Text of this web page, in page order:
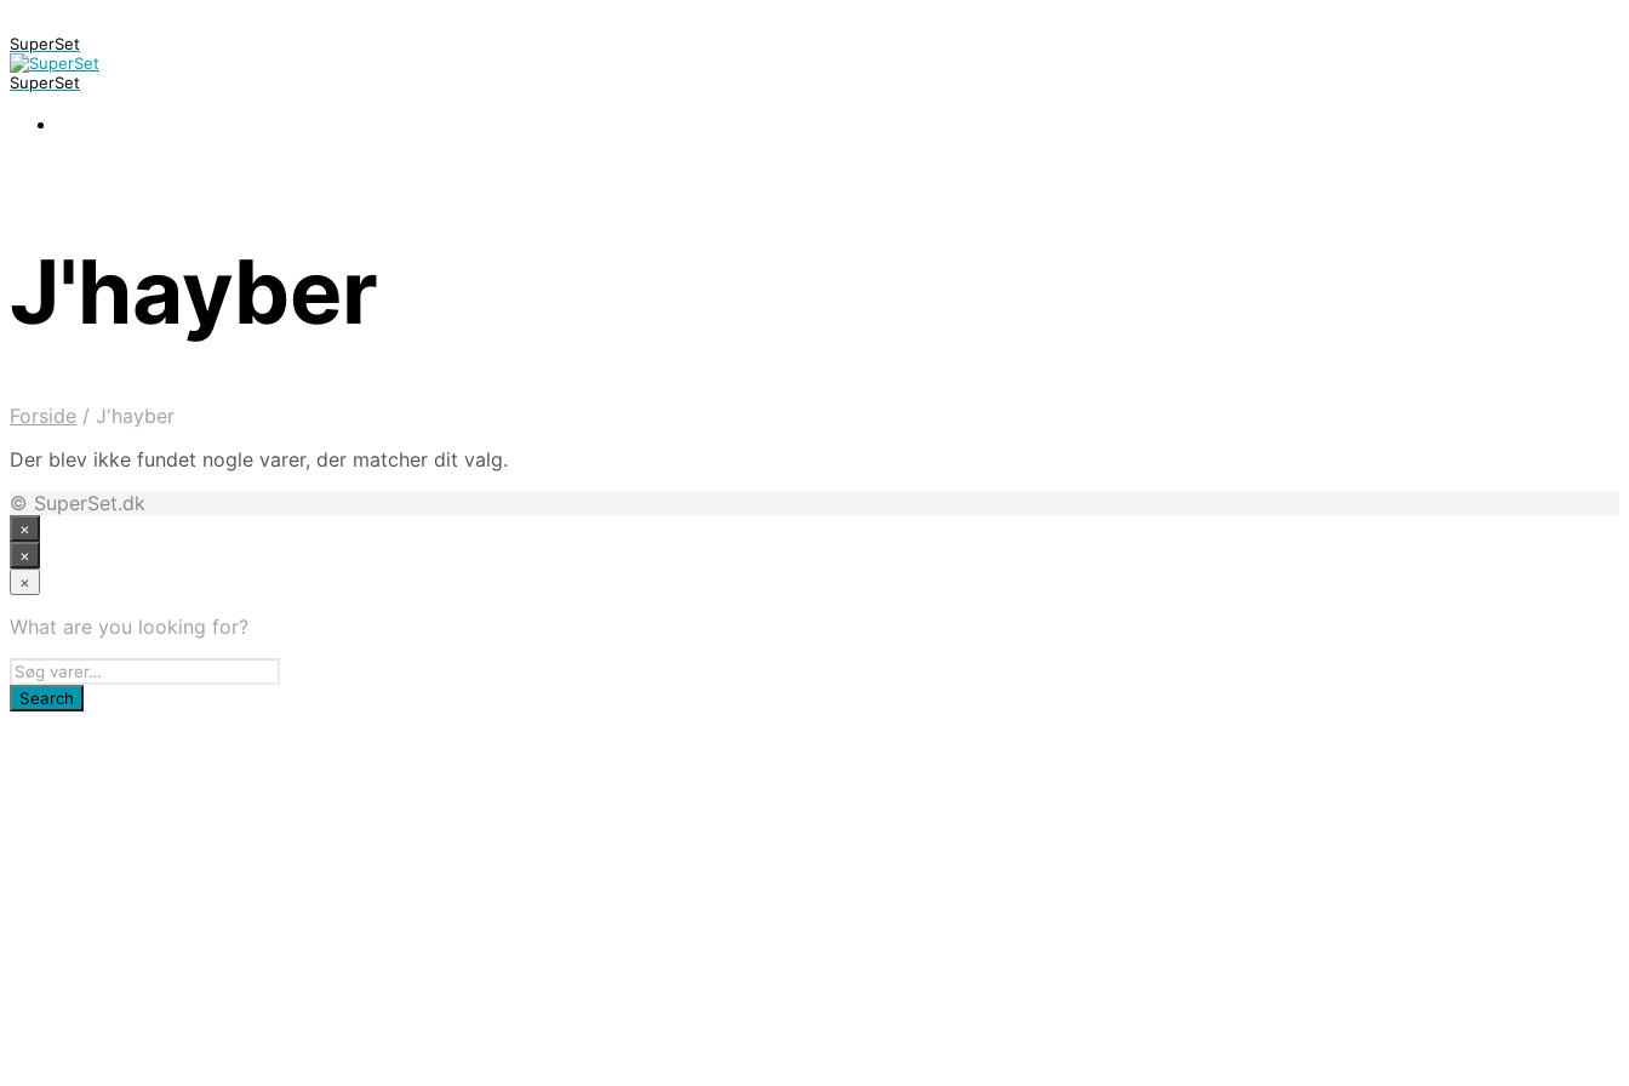
SuperSet
SuperSet
J'hayber
Forside / J'hayber
Der blev ikke fundet nogle varer, der matcher dit valg.
© SuperSet.dk
×
×
×
What are you looking for?